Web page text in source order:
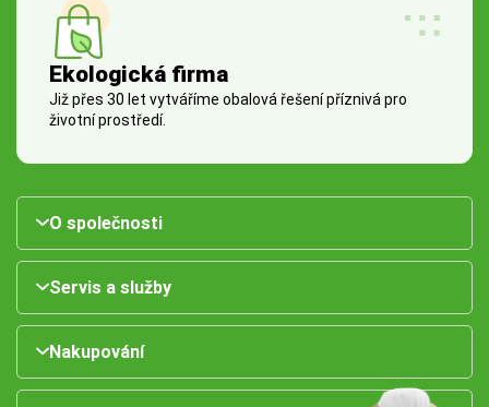
Ekologická firma
Již přes 30 let vytváříme obalová řešení příznivá pro
životní prostředí.
O společnosti
Servis a služby
Nakupování